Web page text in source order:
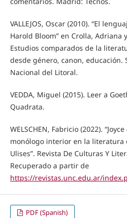
VALLEJOS, Oscar (2010). “El
Harold Bloom” en Crolla, Adriana
Estudios comparados de la
desde género, canon, educación.
Nacional del Litoral.
VEDDA, Miguel (2015). Leer a
Quadrata.
WELSCHEN, Fabricio (2022).
monólogo interior en la literatura
Ulises”. Revista De Culturas Y
Recuperado a partir de
https://revistas.unc.edu.ar/
PDF (Spanish)